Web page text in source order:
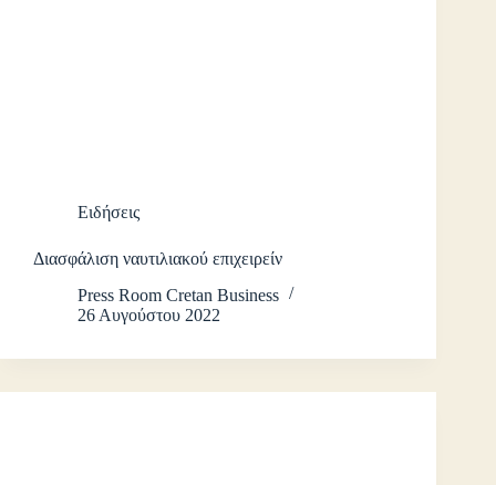
Ειδήσεις
Διασφάλιση ναυτιλιακού επιχειρείν
Press Room Cretan Business
26 Αυγούστου 2022